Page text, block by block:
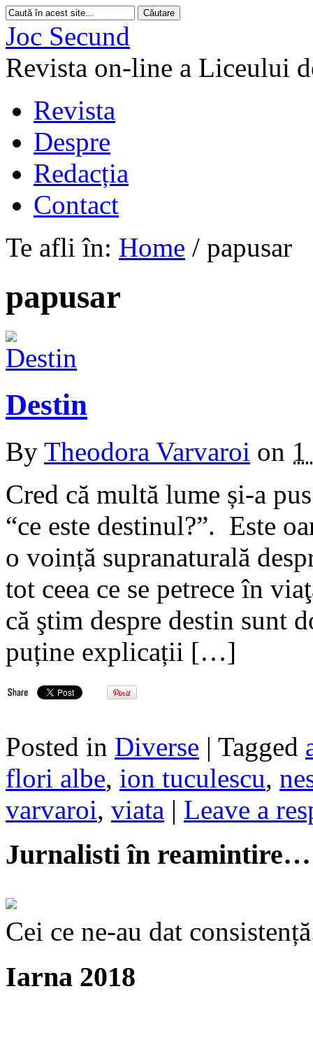
Joc Secund
Revista on-line a Liceului
Revista
Despre
Redacția
Contact
Te afli în: Home / papusar
papusar
Destin
By Theodora Varvaroi on
Cred că multă lume și-a
“ce este destinul?”. Este
o voință supranaturală
tot ceea ce se petrece în
că ştim despre destin sunt
puține explicații […]
Posted in Diverse | Tagged
flori albe, ion tuculescu,
varvaroi, viata | Leave a
Jurnalisti în reamintire…
Cei ce ne-au dat
Iarna 2018